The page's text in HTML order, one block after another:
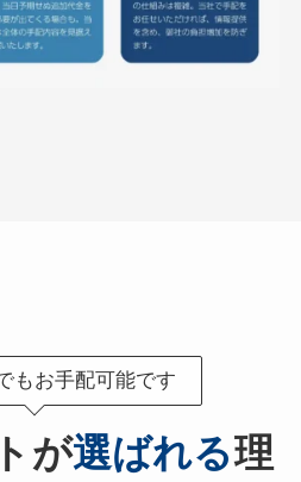
もお手配可能です
が選ばれる理